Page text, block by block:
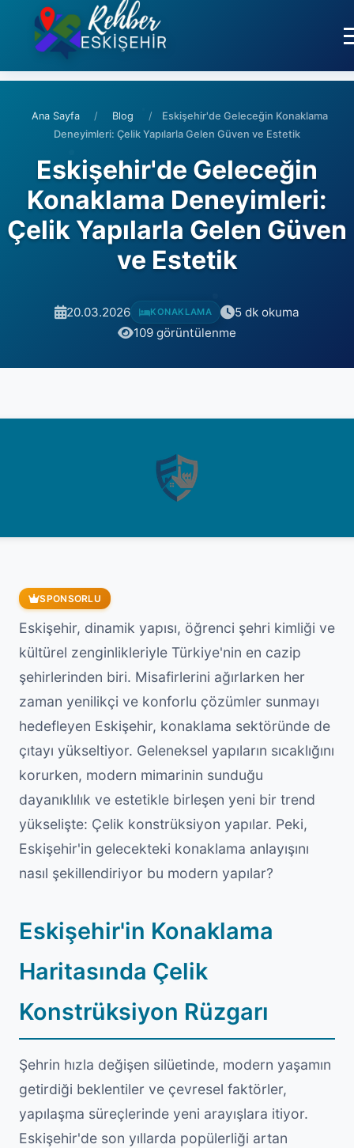
Ana Sayfa / Blog /
Eskişehir'de Geleceğin Konaklama
Deneyimleri: Çelik Yapılarla Gelen Güven ve Estetik
Eskişehir'de Geleceğin
Konaklama Deneyimleri:
Çelik Yapılarla Gelen Güven
ve Estetik
20.03.2026 KONAKLAMA
5 dk okuma
109 görüntülenme
SPONSORLU
Eskişehir, dinamik yapısı, öğrenci şehri kimliği ve
kültürel zenginlikleriyle Türkiye'nin en cazip
şehirlerinden biri. Misafirlerini ağırlarken her
zaman yenilikçi ve konforlu çözümler sunmayı
hedefleyen Eskişehir, konaklama sektöründe de
çıtayı yükseltiyor. Geleneksel yapıların sıcaklığını
korurken, modern mimarinin sunduğu
dayanıklılık ve estetikle birleşen yeni bir trend
yükselişte: Çelik konstrüksiyon yapılar. Peki,
Eskişehir'in gelecekteki konaklama anlayışını
nasıl şekillendiriyor bu modern yapılar?
Eskişehir'in Konaklama
Haritasında Çelik
Konstrüksiyon Rüzgarı
Şehrin hızla değişen silüetinde, modern yaşamın
getirdiği beklentiler ve çevresel faktörler,
yapılaşma süreçlerinde yeni arayışlara itiyor.
Eskişehir'de son yıllarda popülerliği artan